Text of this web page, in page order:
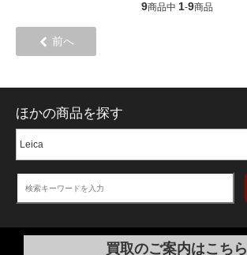
9商品中 1-9商品
前へ
ほかの商品を探す
買取のご案内はこちら